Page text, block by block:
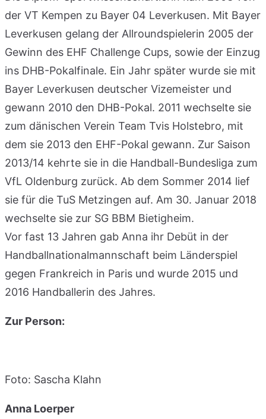
der VT Kempen zu Bayer 04 Leverkusen. Mit Bayer
Leverkusen gelang der Allroundspielerin 2005 der
Gewinn des EHF Challenge Cups, sowie der Einzug
ins DHB-Pokalfinale. Ein Jahr später wurde sie mit
Bayer Leverkusen deutscher Vizemeister und
gewann 2010 den DHB-Pokal. 2011 wechselte sie
zum dänischen Verein Team Tvis Holstebro, mit
dem sie 2013 den EHF-Pokal gewann. Zur Saison
2013/14 kehrte sie in die Handball-Bundesliga zum
VfL Oldenburg zurück. Ab dem Sommer 2014 lief
sie für die TuS Metzingen auf. Am 30. Januar 2018
wechselte sie zur SG BBM Bietigheim.
Vor fast 13 Jahren gab Anna ihr Debüt in der
Handballnationalmannschaft beim Länderspiel
gegen Frankreich in Paris und wurde 2015 und
2016 Handballerin des Jahres.
Zur Person:
Foto: Sascha Klahn
Anna Loerper